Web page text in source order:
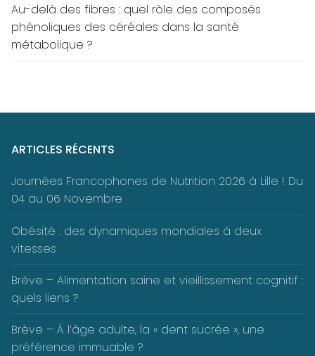
Au-delà des fibres : quel rôle des composés
phénoliques des céréales dans la santé
métabolique ?
ARTICLES RÉCENTS
Journées Francophones de Nutrition 2026 à Lille ! Du
04 au 06 Novembre
Obésité : des dynamiques mondiales à deux
vitesses
Brève – Alimentation saine et vieillissement cognitif :
quels liens ?
Brève – À l’âge adulte, la « dent sucrée », une
préférence immuable ?